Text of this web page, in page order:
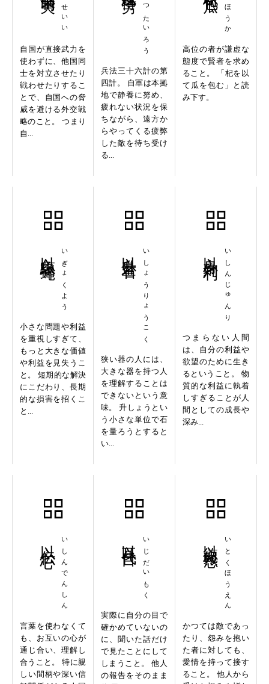
自国が直接武力を
使わずに、他国同
士を対立させたり
戦わせたりするこ
とで、自国への脅
威を避ける外交戦
略のこと。 つまり
自...
いいつたいろう
兵法三十六計の第
四計。 自軍は本拠
地で静養に努め、
疲れない状況を保
ちながら、遠方か
らやってくる疲弊
した敵を待ち受け
る...
高位の者が謙虚な
態度で賢者を求め
ること。 「杞を以
て瓜を包む」と読
み下す。
いぎょくよう
小さな問題や利益
を重視しすぎて、
もっと大きな価値
や利益を見失うこ
と。 短期的な解決
にこだわり、長期
的な損害を招くこ
と...
いしょうりょうこく
狭い器の人には、
大きな器を持つ人
を理解することは
できないという意
味。 升しょうとい
う小さな単位で石
を量ろうとすると
い...
いしんじゅんり
つまらない人間
は、自分の利益や
欲望のために生き
るということ。 物
質的な利益に執着
しすぎることが人
間としての成長や
深み...
いしんでんしん
言葉を使わなくて
も、お互いの心が
通じ合い、理解し
合うこと。 特に親
しい間柄や深い信
いじだいもく
実際に自分の目で
確かめていないの
に、聞いた話だけ
で見たことにして
しまうこと。 他人
の報告をそのまま
いとくほうえん
かつては敵であっ
たり、怨みを抱い
た者に対しても、
愛情を持って接す
ること。 他人から